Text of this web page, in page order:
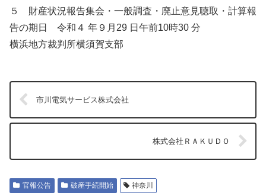
５ 財産状況報告集会・一般調査・廃止意見聴取・計算報
告の期日 令和４ 年９月29 日午前10時30 分
横浜地方裁判所横須賀支部
市川電気サービス株式会社
株式会社ＲＡＫＵＤＯ
官報公告 破産手続開始 神奈川